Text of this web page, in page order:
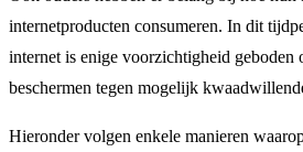
internetproducten consumeren. In dit
internet is enige voorzichtigheid geboden
beschermen tegen mogelijk
Hieronder volgen enkele manieren